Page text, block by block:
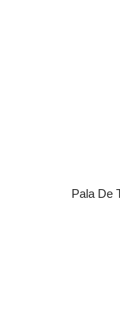
Pala De